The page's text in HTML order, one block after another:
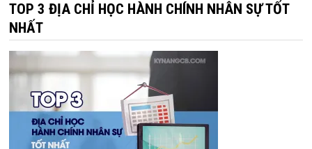
TOP 3 ĐỊA CHỈ HỌC HÀNH CHÍNH NHÂN SỰ TỐT
NHẤT